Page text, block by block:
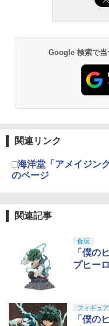
Google 検索で当
関連リンク
□海洋堂「アメイジン
のページ
関連記事
食玩
「僕の
プヒー
フィギュア
「僕の